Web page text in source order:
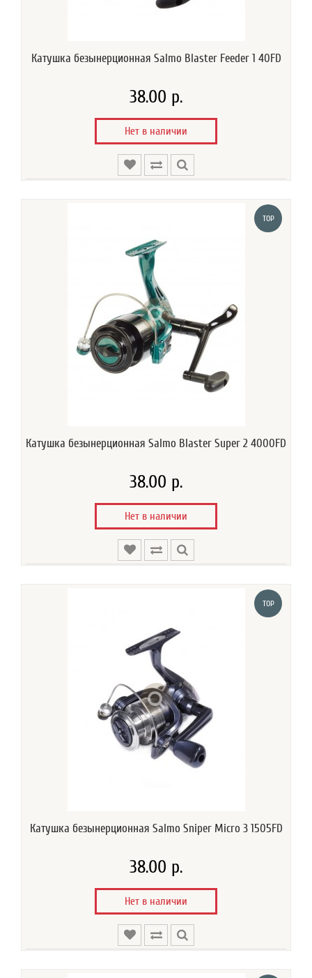
Катушка безынерционная Salmo Blaster Feeder 1 40FD
38.00 р.
Нет в наличии
TOP
Катушка безынерционная Salmo Blaster Super 2 4000FD
38.00 р.
Нет в наличии
TOP
Катушка безынерционная Salmo Sniper Micro 3 1505FD
38.00 р.
Нет в наличии